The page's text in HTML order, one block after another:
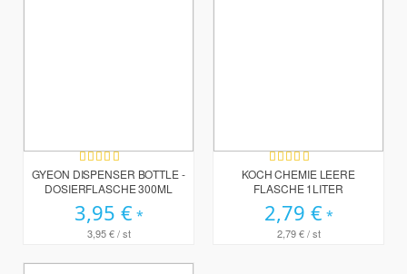
Bewertung:
100%
GYEON DISPENSER BOTTLE -
DOSIERFLASCHE 300ML
3,95 €
3,95 €/ st
Bewertung:
94%
KOCH CHEMIE LEERE
FLASCHE 1LITER
2,79 €
2,79 €/ st